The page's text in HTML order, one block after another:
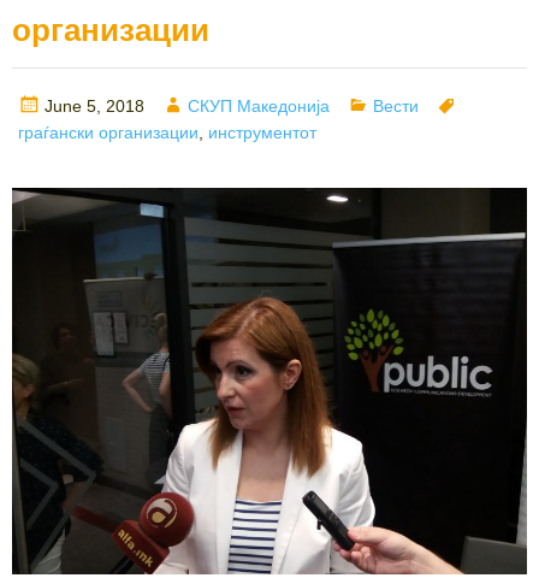
организации
Posted
on
June 5, 2018 Author
СКУП Македонија Categories
Вести
граѓански организации
инструментот